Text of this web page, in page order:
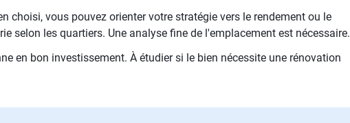
choisi, vous pouvez orienter votre stratégie vers le rendement ou le
selon les quartiers. Une analyse fine de l'emplacement est nécessaire.
en bon investissement. À étudier si le bien nécessite une rénovation